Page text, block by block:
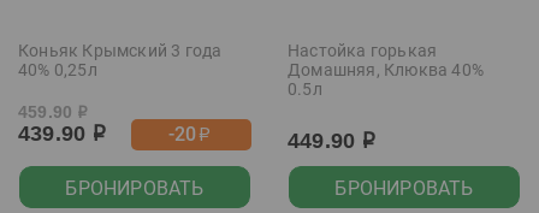
Коньяк Крымский 3 года
40% 0,25л
459.90 р
439.90 р -20р
БРОНИРОВАТЬ
Настойка горькая
Домашняя, Клюква 40%
0.5л
449.90 р
БРОНИРОВАТЬ